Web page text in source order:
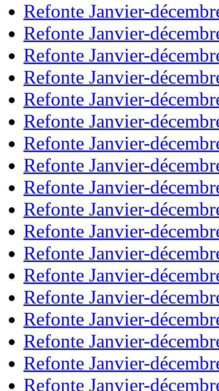
Refonte Janvier-
Refonte Janvier-
Refonte Janvier-
Refonte Janvier-
Refonte Janvier-
Refonte Janvier-
Refonte Janvier-
Refonte Janvier-
Refonte Janvier-
Refonte Janvier-
Refonte Janvier-
Refonte Janvier-
Refonte Janvier-
Refonte Janvier-
Refonte Janvier-
Refonte Janvier-
Refonte Janvier-
Refonte Janvier-